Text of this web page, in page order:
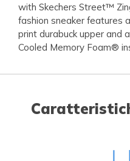
with Skechers Street™
fashion sneaker features
print durabuck upper and
Cooled Memory Foam®